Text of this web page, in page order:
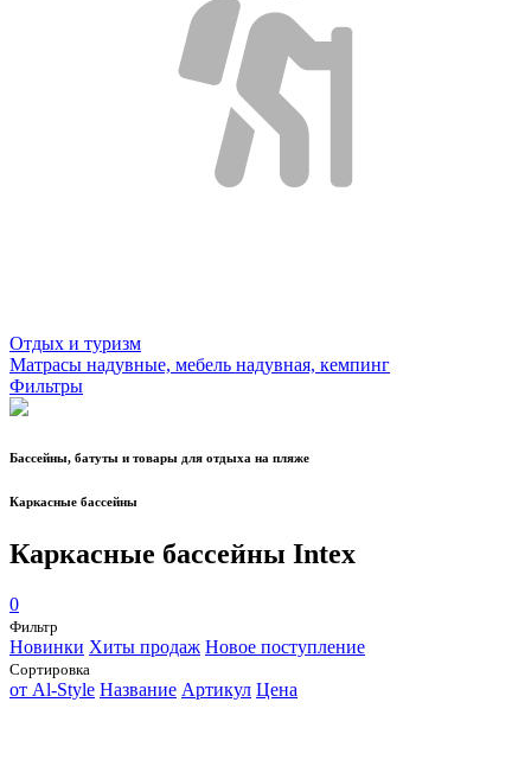
Отдых и туризм
Матрасы надувные, мебель надувная, кемпинг
Фильтры
Бассейны, батуты и товары для отдыха на пляже
Каркасные бассейны
Каркасные бассейны Intex
0
Фильтр
Новинки Хиты продаж Новое поступление
Сортировка
от Al-Style Название Артикул Цена